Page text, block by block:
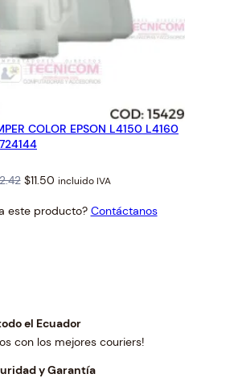
COLOR EPSON L4150 L4160
Original
was:
$11.50Current
is:
incluido IVA
este producto? Contáctanos
el Ecuador
con los mejores couriers!
y Garantía